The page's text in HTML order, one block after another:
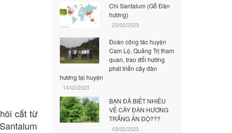
cắt từ
Chi Santalum (Gỗ Đàn
hương)
23/02/2023
Đoàn công tác huyện
Cam Lộ, Quảng Trị tham
quan, trao đổi hướng
phát triển cây đàn
hương tại huyện
14/02/2023
BẠN ĐÃ BIẾT NHIỀU
VỀ CÂY ĐÀN HƯƠNG
TRẮNG ẤN ĐỘ???
03/02/2023